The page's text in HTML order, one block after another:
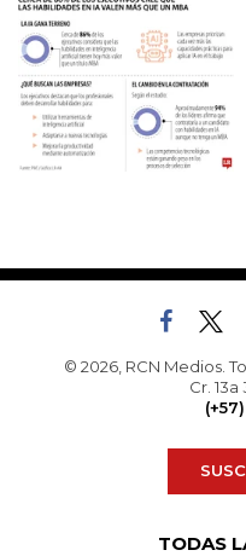
© 2026, RCN Medios.
Cr.
TODAS